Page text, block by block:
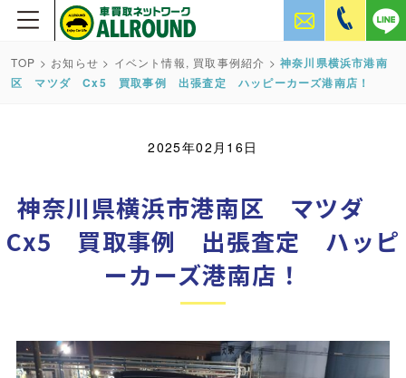
TOP > お知らせ > イベント情報, 買取事例紹介 >神奈川県横浜市港南
区 マツダ Cx5 買取事例 出張査定 ハッピーカーズ港南店！
2025年02月16日
神奈川県横浜市港南区 マツダ
Cx5 買取事例 出張査定 ハッピ
ーカーズ港南店！